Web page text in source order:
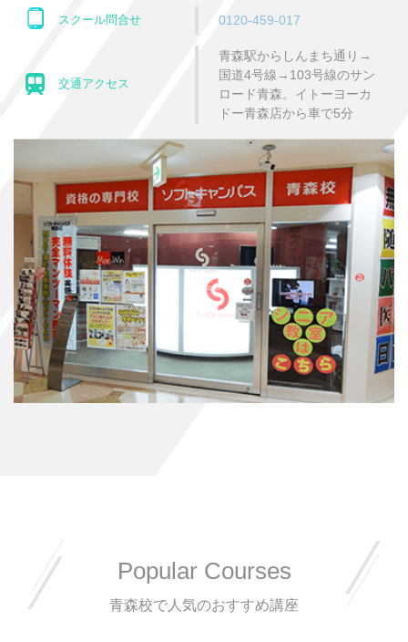
スクール問合せ 0120-459-017
交通アクセス
青森駅からしんまち通り→
国道4号線→103号線のサン
ロード青森。イトーヨーカ
ドー青森店から車で5分
Popular Courses
青森校で人気のおすすめ講座